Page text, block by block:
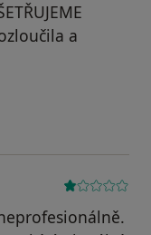
a
účet byl odstraněn